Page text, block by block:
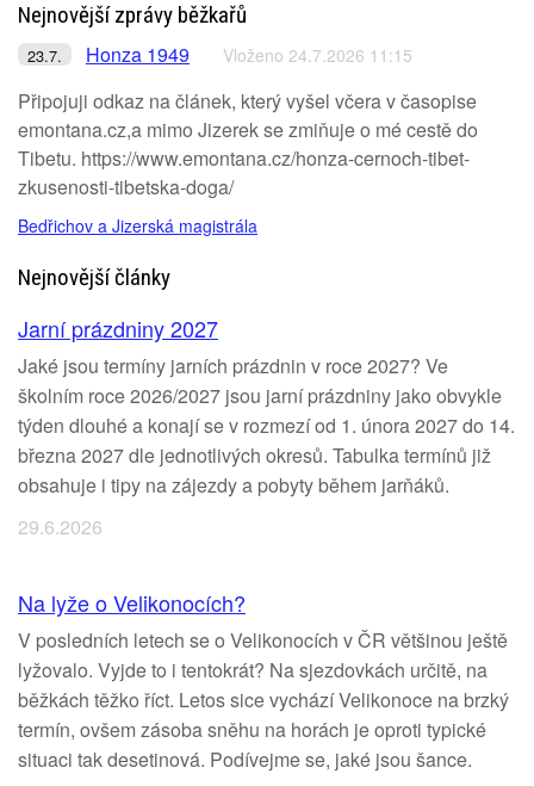
Nejnovější zprávy běžkařů
23.7. Honza 1949 Vloženo 24.7.2026 11:15
Připojuji odkaz na článek, který vyšel včera v časopise
emontana.cz,a mimo Jizerek se zmiňuje o mé cestě do
Tibetu. https://www.emontana.cz/honza-cernoch-tibet-
zkusenosti-tibetska-doga/
Bedřichov a Jizerská magistrála
Nejnovější články
Jarní prázdniny 2027
Jaké jsou termíny jarních prázdnin v roce 2027? Ve
školním roce 2026/2027 jsou jarní prázdniny jako obvykle
týden dlouhé a konají se v rozmezí od 1. února 2027 do 14.
března 2027 dle jednotlivých okresů. Tabulka termínů již
obsahuje i tipy na zájezdy a pobyty během jarňáků.
29.6.2026
Na lyže o Velikonocích?
V posledních letech se o Velikonocích v ČR většinou ještě
lyžovalo. Vyjde to i tentokrát? Na sjezdovkách určitě, na
běžkách těžko říct. Letos sice vychází Velikonoce na brzký
termín, ovšem zásoba sněhu na horách je oproti typické
situaci tak desetinová. Podívejme se, jaké jsou šance.